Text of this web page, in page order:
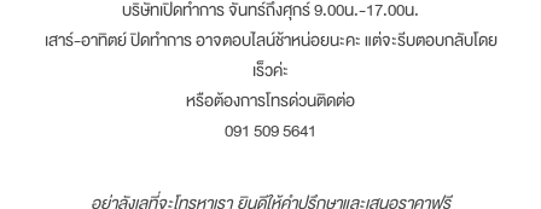
บริษัทเปิดทำการ จันทร์ถึงศุกร์ 9.00น.-17.00น.
เสาร์-อาทิตย์ ปิดทำการ อาจตอบไลน์ช้าหน่อยนะคะ แต่จะรีบตอบกลับโดย
เร็วค่ะ
หรือต้องการโทรด่วนติดต่อ
091 509 5641
อย่าลังเลที่จะโทรหาเรา ยินดีให้คำปรึกษาและเสนอราคาฟรี